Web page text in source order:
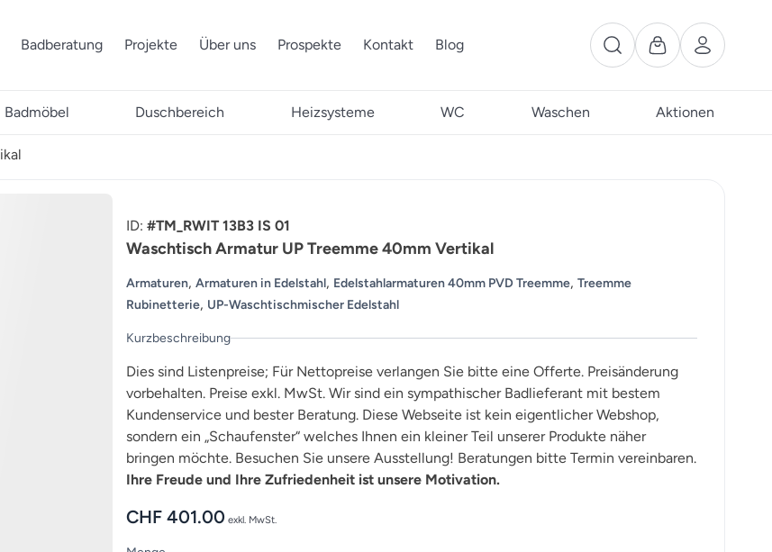
Badberatung Projekte Über uns Prospekte Kontakt Blog
Badmöbel Duschbereich Heizsysteme WC Waschen Aktionen
ID: #TM_RWIT 13B3 IS 01
Waschtisch Armatur UP Treemme 40mm Vertikal
Armaturen, Armaturen in Edelstahl, Edelstahlarmaturen 40mm PVD Treemme, Treemme
Rubinetterie, UP-Waschtischmischer Edelstahl
Kurzbeschreibung
Dies sind Listenpreise; Für Nettopreise verlangen Sie bitte eine Offerte. Preisänderung
vorbehalten. Preise exkl. MwSt. Wir sind ein sympathischer Badlieferant mit bestem
Kundenservice und bester Beratung. Diese Webseite ist kein eigentlicher Webshop,
sondern ein „Schaufenster“ welches Ihnen ein kleiner Teil unserer Produkte näher
bringen möchte. Besuchen Sie unsere Ausstellung! Beratungen bitte Termin vereinbaren.
Ihre Freude und Ihre Zufriedenheit ist unsere Motivation.
CHF401.00 exkl. MwSt.